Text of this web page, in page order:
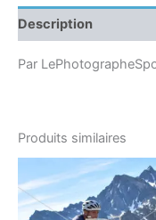
Description
Par
Produits similaires